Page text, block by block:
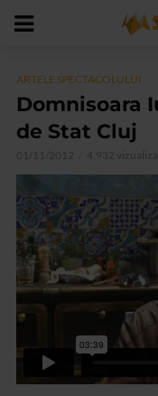
ARTELE SPECTACOLULUI
Domnisoara
de Stat Cluj
01/11/2012 4.932